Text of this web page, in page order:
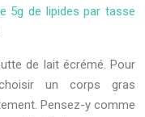
5g de lipides par tasse
de lait écrémé. Pour
un corps gras
Pensez-y comme